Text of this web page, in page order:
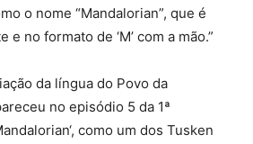
o nome “Mandalorian”, que é
e no formato de ‘M’ com a mão.”
da língua do Povo da
no episódio 5 da 1ª
como um dos Tusken